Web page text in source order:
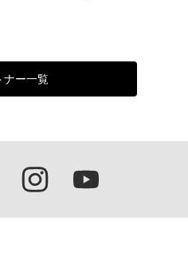
ナー一覧